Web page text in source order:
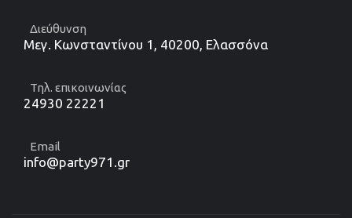
Διεύθυνση
Μεγ. Κωνσταντίνου 1, 40200, Ελασσόνα
Τηλ. επικοινωνίας
24930 22221
Email
info@party971.gr